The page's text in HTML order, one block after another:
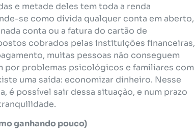
e metade deles tem toda a renda
se como dívida qualquer conta em aberto,
conta ou a fatura do cartão de
cobrados pelas instituições financeiras,
muitas pessoas não conseguem
por problemas psicológicos e familiares com
uma saída: economizar dinheiro. Nesse
possível sair dessa situação, e num prazo
ganhando pouco)